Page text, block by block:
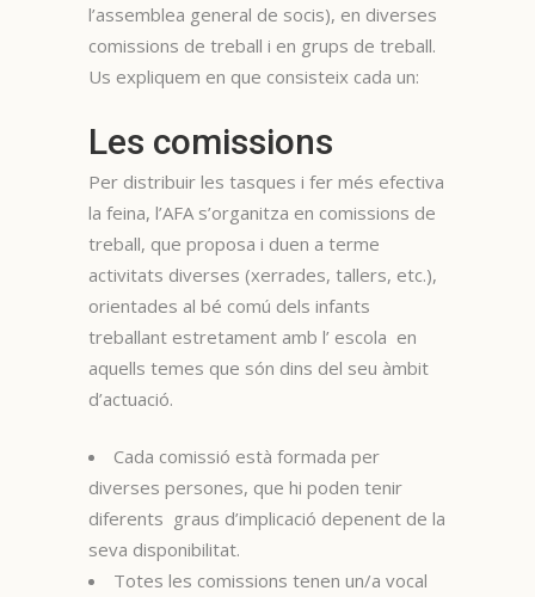
l’assemblea general de socis), en diverses
comissions de treball i en grups de treball.
Us expliquem en que consisteix cada un:
Les comissions
Per distribuir les tasques i fer més efectiva
la feina, l’AFA s’organitza en comissions de
treball, que proposa i duen a terme
activitats diverses (xerrades, tallers, etc.),
orientades al bé comú dels infants
treballant estretament amb l’ escola en
aquells temes que són dins del seu àmbit
d’actuació.
Cada comissió està formada per
diverses persones, que hi poden tenir
diferents graus d’implicació depenent de la
seva disponibilitat.
Totes les comissions tenen un/a vocal